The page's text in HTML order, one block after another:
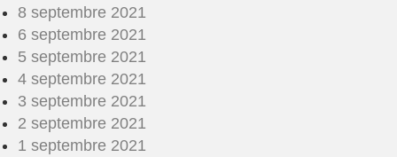
8 septembre 2021
6 septembre 2021
5 septembre 2021
4 septembre 2021
3 septembre 2021
2 septembre 2021
1 septembre 2021